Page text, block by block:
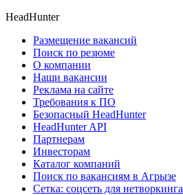
HeadHunter
Размещение вакансий
Поиск по резюме
О компании
Наши вакансии
Реклама на сайте
Требования к ПО
Безопасный HeadHunter
HeadHunter API
Партнерам
Инвесторам
Каталог компаний
Поиск по вакансиям в Агрызе
Сетка: соцсеть для нетворкинга